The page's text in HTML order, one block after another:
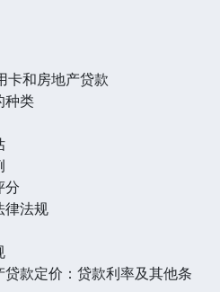
卡和房地产贷款
种类
分
律法规
款定价：贷款利率及其他条